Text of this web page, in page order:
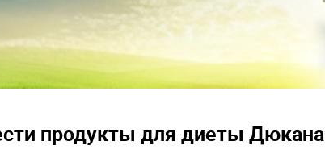
продукты для диеты Дюкана